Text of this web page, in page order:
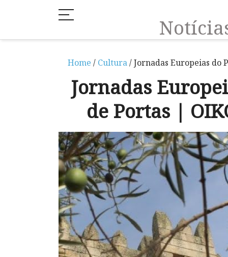
Home / Cultura/ Jornadas Europeias do
Jornadas
de Portas |